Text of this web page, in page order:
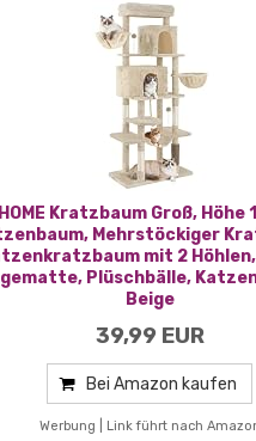
Kratzbaum Groß, Höhe
Mehrstöckiger
mit 2
Plüschbälle,
Beige
39,99 EUR
Bei Amazon kaufen
Werbung | Link führt nach